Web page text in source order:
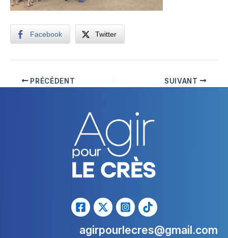
Facebook Twitter
PRÉCÉDENT SUIVANT
agirpourlecres@gmail.com